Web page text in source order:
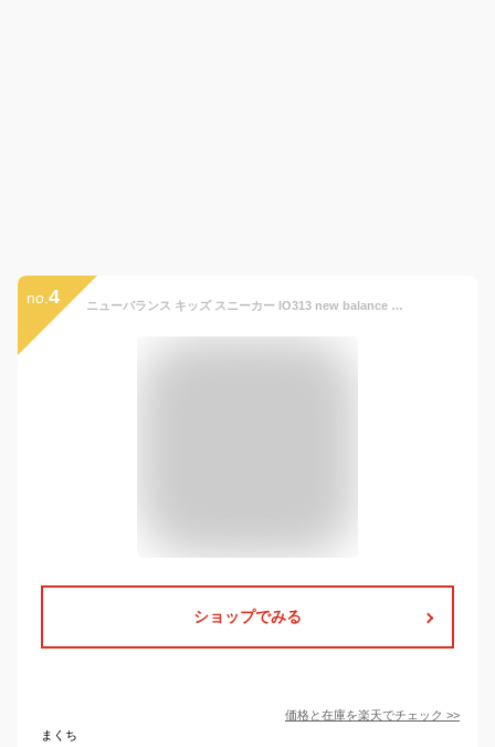
no. 4 ニューバランス キッズ スニーカー IO313 new balance ベビー 子供靴 通学 通園 運動会ブラック ホワイト ネイビー グレー ピンク ブラウン NB
ショップでみる
価格と在庫を楽天でチェック >>
まくち